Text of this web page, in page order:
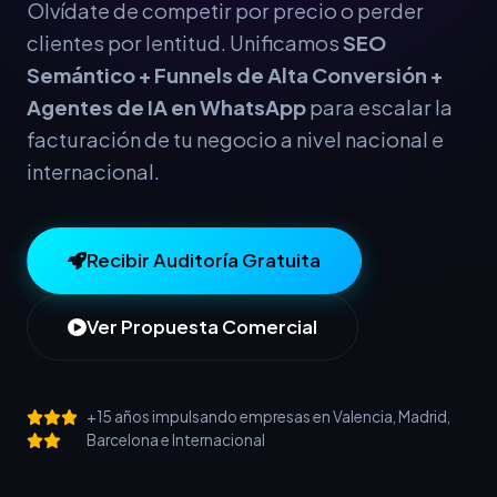
Olvídate de competir por precio o perder
clientes por lentitud. UnificamosSEO
Semántico + Funnels de Alta Conversión +
Agentes de IA en WhatsApppara escalar la
facturación de tu negocio a nivel nacional e
internacional.
Recibir Auditoría Gratuita
Ver Propuesta Comercial
+15 años impulsando empresas en Valencia, Madrid,
Barcelona e Internacional